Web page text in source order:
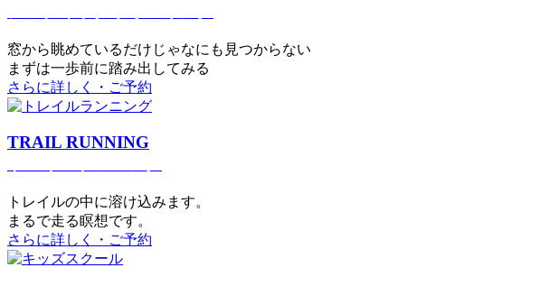
窓から眺めているだけじゃなにも見つからない
まずは一歩前に踏み出してみる
さらに詳しく・ご予約
TRAIL RUNNING
トレイルの中に溶け込みます。
まるで⾛る瞑想です。
さらに詳しく・ご予約